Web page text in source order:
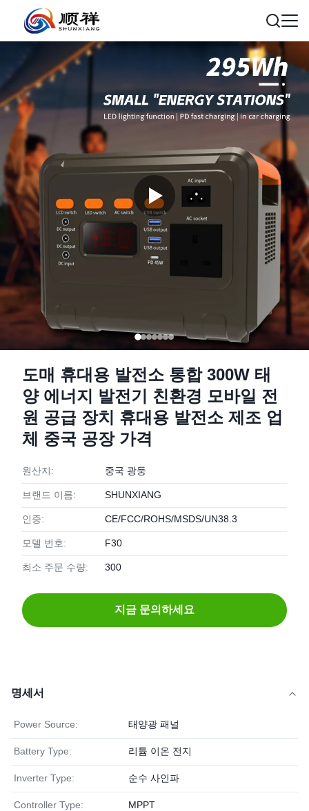
도매 휴대용 발전소 통합 300W 태
양 에너지 발전기 친환경 모바일 전
원 공급 장치 휴대용 발전소 제조 업
체 중국 공장 가격
원산지: 중국 광둥
브랜드 이름: SHUNXIANG
인증: CE/FCC/ROHS/MSDS/UN38.3
모델 번호: F30
최소 주문 수량: 300
지금 문의하세요
명세서
Power Source: 태양광 패널
Battery Type: 리튬 이온 전지
Inverter Type: 순수 사인파
Controller Type: MPPT